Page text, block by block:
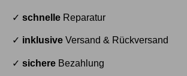
✓ schnelle Reparatur
✓ inklusive Versand & Rückversand
✓ sichere Bezahlung